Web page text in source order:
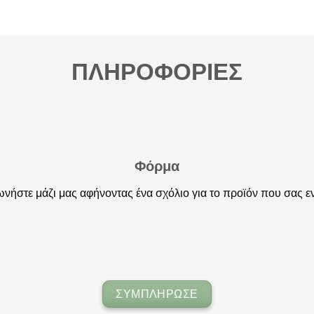
ΠΛΗΡΟΦΟΡΙΕΣ
Φόρμα
μάζι μας αφήνοντας ένα σχόλιο για το προϊόν που σας
ΣΥΜΠΛΗΡΩΣΕ